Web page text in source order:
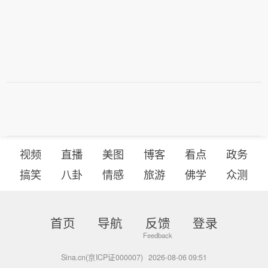
视频 直播 美图 博客 看点
政务
搞笑
八卦 情感 旅游 佛学 众测
首页 导航 反馈 登录
Sina.cn(京ICP证000007) 2026-08-06 09:51